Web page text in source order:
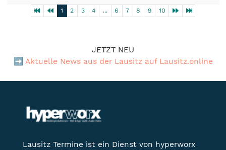
1 2 3 4 ... 6 7 8 9 10
JETZT NEU
➡️ Aktuelle News aus der Lausitz auf Lausitz.online
Lausitz Termine ist ein Dienst von hyperworx